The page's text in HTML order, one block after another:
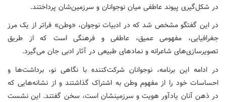
در شکل‌گیری پیوند عاطفی میان نوجوانان و سرزمین‌شان پرداختند.
در این گفتگو مشخص شد که در ادبیات نوجوان، «وطن» فراتر از یک مرز
جغرافیایی، مفهومی عمیق، عاطفی و فرهنگی است که از طریق
تصویرسازی‌های شاعرانه و نمادهای طبیعی در آثار ادبی جان می‌گیرد.
در ادامه این برنامه، نوجوانان شرکت‌کننده با نگاهی نو، برداشت‌ها و
احساسات خود را از مفهوم وطن به اشتراک گذاشتند و از نشانه‌هایی که
در ذهن آنان یادآور هویت و سرزمینشان است، سخن گفتند. این نشست